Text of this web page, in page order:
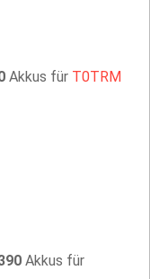
Akkus für T0TRM
Akkus für